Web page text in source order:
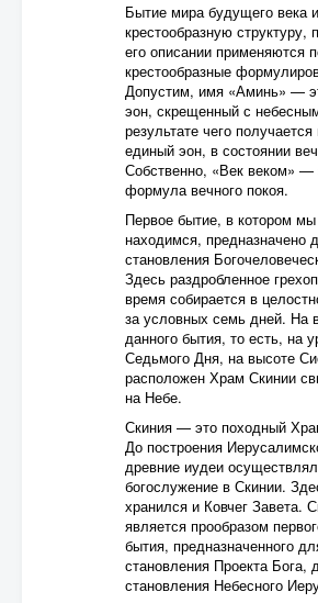
Бытие мира будущего века
крестообразную структуру,
его описании применяются
крестообразные
Допустим, имя «Аминь» —
эон, скрещенный с
результате чего
единый эон, в состоянии
Собственно, «Век веком» —
формула вечного покоя.
Первое бытие, в котором мы
находимся, предназначено
становления
Здесь раздробленное
время собирается в
за условных семь дней. На
данного бытия, то есть, на
Седьмого Дня, на высоте
расположен Храм Скинии
на Небе.
Скиния — это походный
До построения
древние иудеи
богослужение в Скинии.
хранился и Ковчег Завета.
является прообразом
бытия, предназначенного
становления Проекта Бога,
становления Небесного